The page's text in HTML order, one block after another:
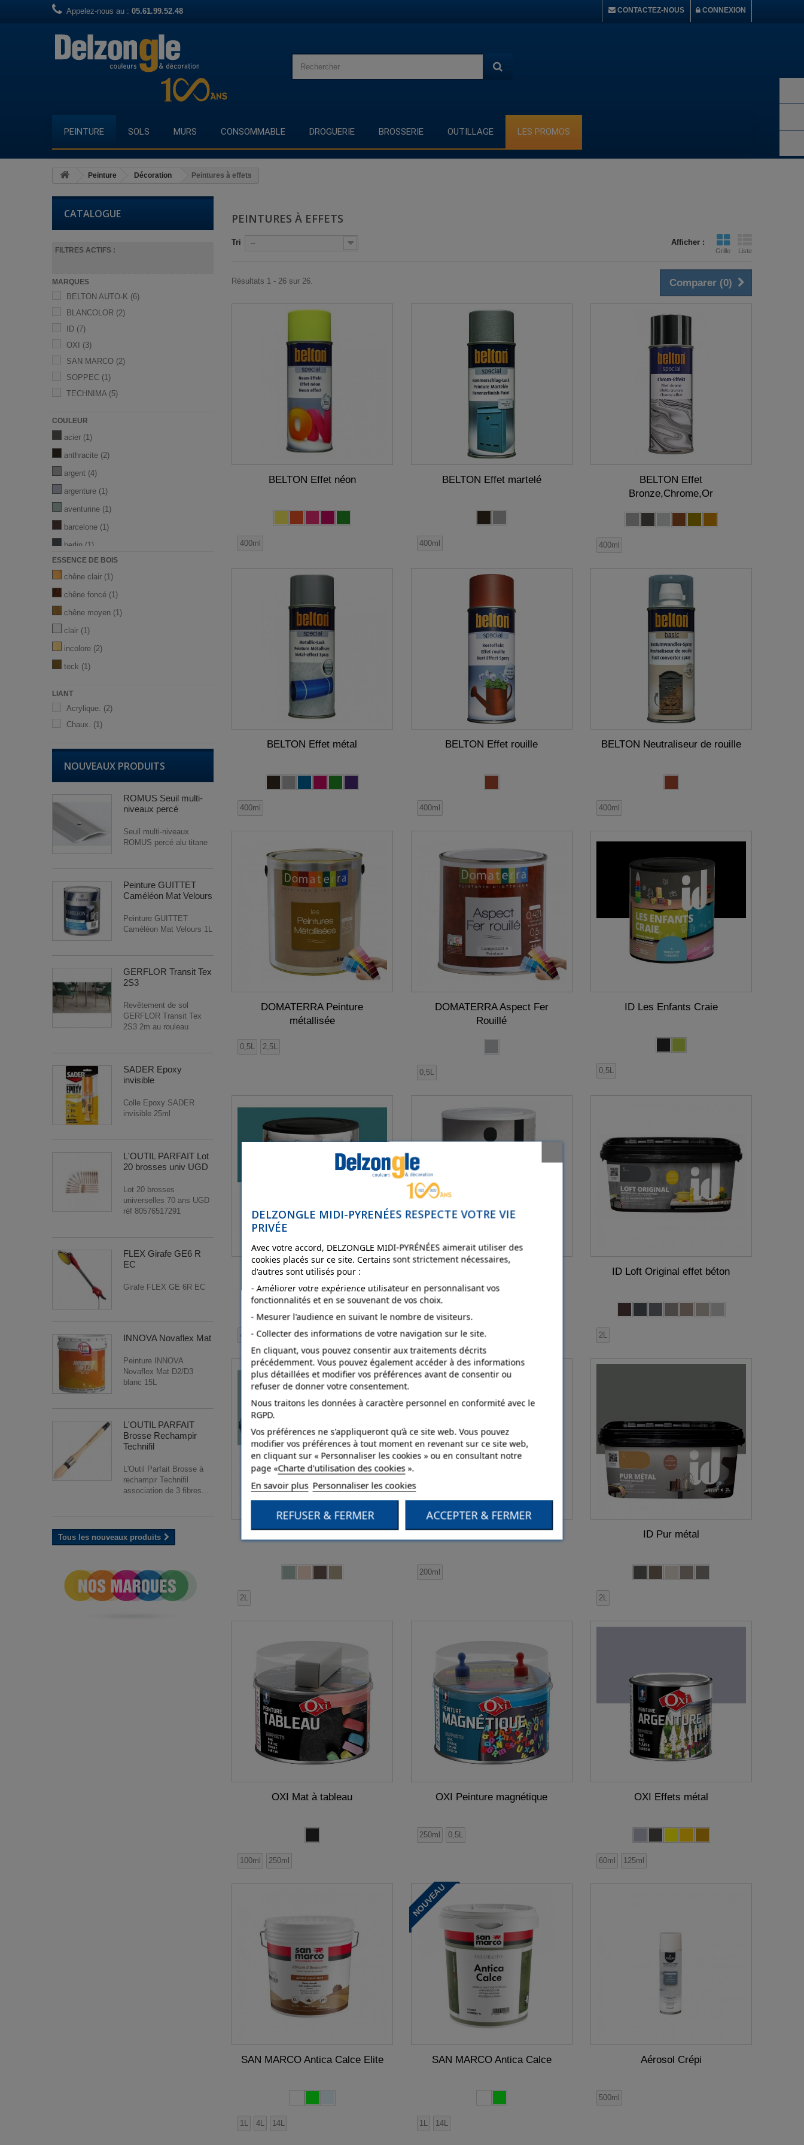
CONNEXION
CONTACTEZ-NOUS
Appelez-nous au : 05.61.99.52.48
PEINTURE SOLS MURS CONSOMMABLE DROGUERIE BROSSERIE OUTILLAGE LES PROMOS
Peinture Décoration Peintures à effets
CATALOGUE
FILTRES ACTIFS :
MARQUES
BELTON AUTO-K (6)
BLANCOLOR (2)
ID (7)
OXI
(3)
SAN MARCO (2)
SOPPEC (1)
TECHNIMA(5)
COULEUR
acier (1)
anthracite (2)
argent (4)
argenture (1)
aventurine (1)
barcelone (1)
berlin (1)
blanc(2)
blanc à teinter
blanc polaire (1)
bleu (2)
bleu canard
bleu nordique
brillant incolore
bronze
café(1)
cape town(1)
chromé argent (1)
craie vert
(1)
effet or(1)
encre(1)
etain(1)
gold light(1)
grenat(1)
gris béton
gris lune
incolore satiné
(1)
inox (1)
(1)
los angeles
mat noir vinyle
(1)
mercure
(1)
minérale(1)
nickel(1)
noir(1)
noir mat(1)
or riche(1)
orange
prune
rose ballerine(1)
rose kiss
(1)
ESSENCE DE BOIS
chêne clair (1)
chêne foncé (1)
chêne moyen (1)
clair (1)
incolore (2)
teck (1)
LIANT
Acrylique. (2)
Chaux. (1)
NOUVEAUX PRODUITS
ROMUS Seuil multi-
niveaux percé
Seuil multi-niveaux
ROMUS percé alu titane
Peinture GUITTET
Caméléon Mat Velours
Peinture GUITTET
Caméléon Mat Velours 1L
GERFLOR Transit Tex
2S3
Revêtement de sol
GERFLOR Transit Tex
2S3 2m au rouleau
SADER Epoxy
invisible
Colle Epoxy SADER
invisible 25ml
L'OUTIL PARFAIT Lot
20 brosses univ UGD
Lot 20 brosses
universelles 70 ans UGD
réf 80576517291
FLEX Girafe GE6 R
EC
Girafe FLEX GE 6R EC
INNOVA Novaflex Mat
Peinture INNOVA
Novaflex Mat D2/D3
blanc 15L
L'OUTIL PARFAIT
Brosse Rechampir
Technifil
L'Outil Parfait Brosse à
rechampir Technifil
association de 3 fibres...
Tous les nouveaux produits
PEINTURES À EFFETS
Afficher :
Grille Liste
Tri --
Comparer (0)
Résultats 1 - 26 sur 26.
BELTON Effet néon
400ml
BELTON Effet martelé
400ml
BELTON Effet
Bronze,Chrome,Or
400ml
BELTON Effet métal
400ml
BELTON Effet rouille
400ml
BELTON Neutraliseur de rouille
400ml
DOMATERRA Peinture
métallisée
0,5L 2,5L
DOMATERRA Aspect Fer
Rouillé
0,5L
ID Les Enfants Craie
0,5L
ID Renocolor
450ml
ID Loft Original effet béton
2L
ID Perle de nacre
2L
ID Perles de soie
200ml
ID Pur métal
2L
OXI Mat à tableau
100ml 250ml
OXI Peinture magnétique
250ml 0,5L
OXI Effets métal
60ml 125ml
SAN MARCO Antica Calce Elite
1L 4L 14L
NOUVEAU
SAN MARCO Antica Calce
1L 14L
Aérosol Crépi
500ml
DELZONGLE MIDI-PYRENÉES RESPECTE VOTRE VIE
PRIVÉE
Avec votre accord, DELZONGLE MIDI-PYRÉNÉES aimerait utiliser des
cookies placés sur ce site. Certains sont strictement nécessaires,
d'autres sont utilisés pour :
- Améliorer votre expérience utilisateur en personnalisant vos
fonctionnalités et en se souvenant de vos choix.
- Mesurer l'audience en suivant le nombre de visiteurs.
- Collecter des informations de votre navigation sur le site.
En cliquant, vous pouvez consentir aux traitements décrits
précédemment. Vous pouvez également accéder à des informations
plus détaillées et modifier vos préférences avant de consentir ou
refuser de donner votre consentement.
Nous traitons les données à caractère personnel en conformité avec le
RGPD.
Vos préférences ne s'appliqueront qu’à ce site web. Vous pouvez
modifier vos préférences à tout moment en revenant sur ce site web,
en cliquant sur « Personnaliser les cookies » ou en consultant notre
page «Charte d'utilisation des cookies».
En savoir plus Personnaliser les cookies
REFUSER & FERMER ACCEPTER & FERMER